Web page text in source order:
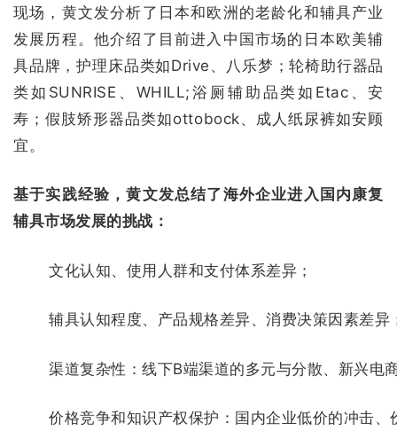
现场，黄文发分析了日本和欧洲的老龄化和辅具产业
发展历程。他介绍了目前进入中国市场的日本欧美辅
具品牌，护理床品类如Drive、八乐梦；轮椅助行器品
类如SUNRISE、 WHILL;浴厕辅助品类如Etac、安
寿；假肢矫形器品类如ottobock、成人纸尿裤如安顾
宜。
基于实践经验，黄文发总结了海外企业进入国内康复
辅具市场发展的挑战：
文化认知、使用人群和支付体系差异；
辅具认知程度、产品规格差异、消费决策因素差异
渠道复杂性：线下B端渠道的多元与分散、新兴电
价格竞争和知识产权保护：国内企业低价的冲击